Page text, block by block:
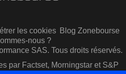
les cookies Blog Zonebourse
nous ?
SAS. Tous droits réservés.
par Factset, Morningstar et S&P